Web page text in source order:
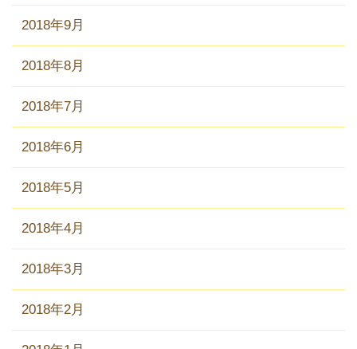
2018年9月
2018年8月
2018年7月
2018年6月
2018年5月
2018年4月
2018年3月
2018年2月